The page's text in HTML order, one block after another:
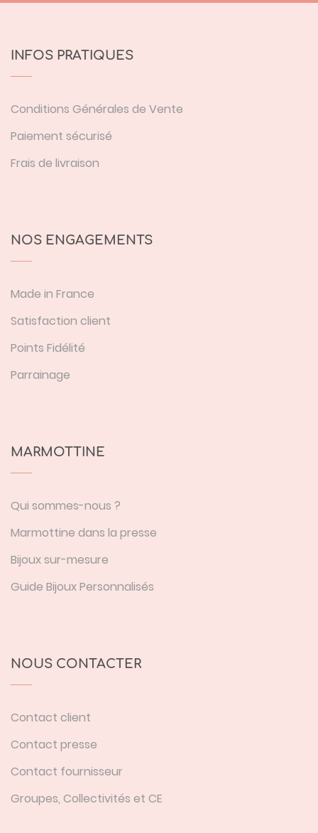
INFOS PRATIQUES
Conditions Générales de Vente
Paiement sécurisé
Frais de livraison
NOS ENGAGEMENTS
Made in France
Satisfaction client
Points Fidélité
Parrainage
MARMOTTINE
Qui sommes-nous ?
Marmottine dans la presse
Bijoux sur-mesure
Guide Bijoux Personnalisés
NOUS CONTACTER
Contact client
Contact presse
Contact fournisseur
Groupes, Collectivités et CE